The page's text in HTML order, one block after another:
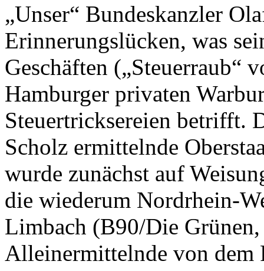
„Unser“ Bundeskanzler
Erinnerungslücken, was
Geschäften („Steuerraub“
Hamburger privaten
Steuertricksereien betrifft.
Scholz ermittelnde
wurde zunächst auf
die wiederum Nordrhein-
Limbach (B90/Die
Alleinermittelnde von dem